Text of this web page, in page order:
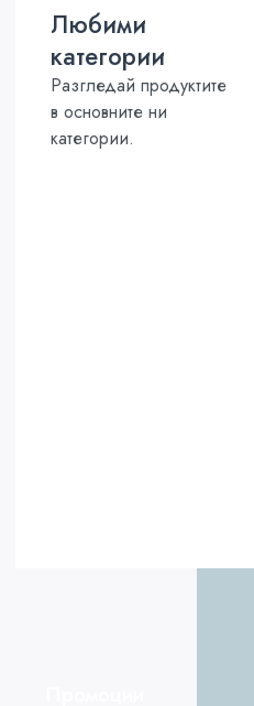
Любими
категории
Разгледай продуктите
в основните ни
категории.